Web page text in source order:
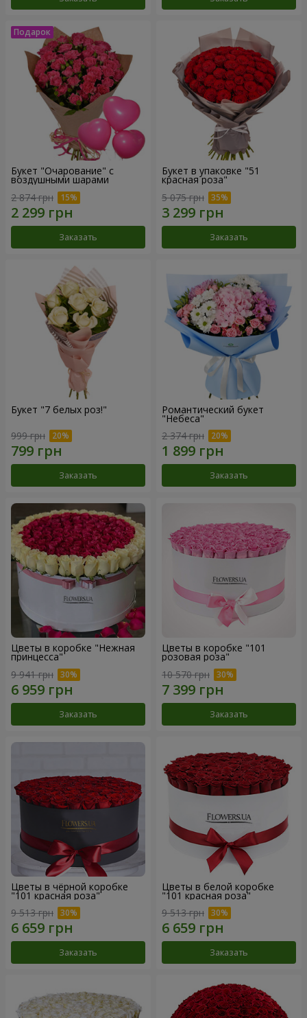
Букет "Очарование" с
воздушными шарами
2 874 грн
Заказать
Букет в упаковке "51
красная роза"
5 075 грн
Заказать
Букет "7 белых роз!"
999 грн
Заказать
Романтический букет
"Небеса"
2 374 грн
Заказать
Цветы в коробке "Нежная
принцесса"
9 941 грн
Заказать
Цветы в коробке "101
розовая роза"
10 570 грн
Заказать
Цветы в чёрной коробке
"101 красная роза"
9 513 грн
Заказать
Цветы в белой коробке
"101 красная роза"
9 513 грн
Заказать